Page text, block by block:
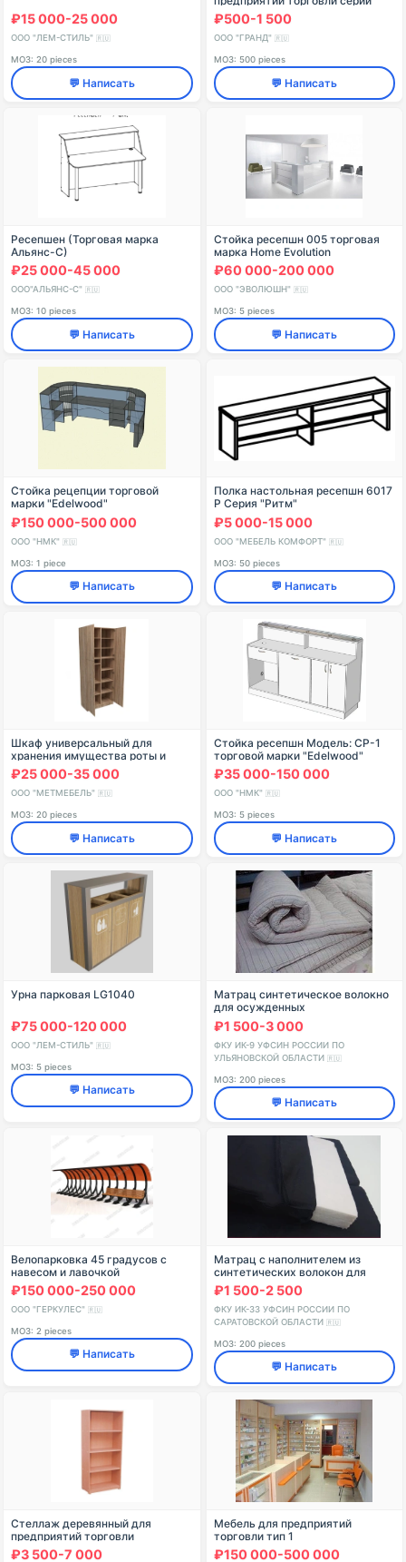
₽15 000-25 000
ООО "ЛЕМ-СТИЛЬ" 🇷🇺
МОЗ: 20 pieces
💬 Написать
Слим (Slim)
₽500-1 500
ООО "ГРАНД" 🇷🇺
МОЗ: 500 pieces
💬 Написать
Ресепшен (Торговая марка
Альянс-С)
₽25 000-45 000
ООО"АЛЬЯНС-С" 🇷🇺
МОЗ: 10 pieces
💬 Написать
Стойка ресепшн 005 торговая
марка Home Evolution
₽60 000-200 000
ООО "ЭВОЛЮШН" 🇷🇺
МОЗ: 5 pieces
💬 Написать
Стойка рецепции торговой
марки "Edelwood"
₽150 000-500 000
ООО "НМК" 🇷🇺
МОЗ: 1 piece
💬 Написать
Полка настольная ресепшн 6017
Р Серия "Ритм"
₽5 000-15 000
ООО "МЕБЕЛЬ КОМФОРТ" 🇷🇺
МОЗ: 50 pieces
💬 Написать
Шкаф универсальный для
хранения имущества роты и
личных вещей военнослужащих
(ШЛ44)
₽25 000-35 000
ООО "МЕТМЕБЕЛЬ" 🇷🇺
МОЗ: 20 pieces
💬 Написать
Стойка ресепшн Модель: СР-1
торговой марки "Edelwood"
₽35 000-150 000
ООО "НМК" 🇷🇺
МОЗ: 5 pieces
💬 Написать
Урна парковая LG1040
₽75 000-120 000
ООО "ЛЕМ-СТИЛЬ" 🇷🇺
МОЗ: 5 pieces
💬 Написать
Матрац синтетическое волокно
для осужденных
₽1 500-3 000
ФКУ ИК-9 УФСИН РОССИИ ПО
УЛЬЯНОВСКОЙ ОБЛАСТИ 🇷🇺
МОЗ: 200 pieces
💬 Написать
Велопарковка 45 градусов с
навесом и лавочкой
₽150 000-250 000
ООО "ГЕРКУЛЕС" 🇷🇺
МОЗ: 2 pieces
💬 Написать
Матрац с наполнителем из
синтетических волокон для
осужденных 186х70х8,5см
₽1 500-2 500
ФКУ ИК-33 УФСИН РОССИИ ПО
САРАТОВСКОЙ ОБЛАСТИ 🇷🇺
МОЗ: 200 pieces
💬 Написать
Стеллаж деревянный для
предприятий торговли
600х300х2000 мм Арт. Ст-3
₽3 500-7 000
Мебель для предприятий
торговли тип 1
₽150 000-500 000